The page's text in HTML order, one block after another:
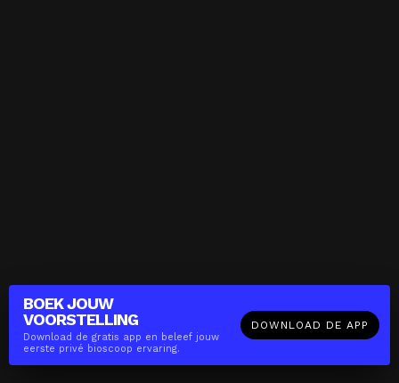
BOEK JOUW
VOORSTELLING
Download de gratis app en beleef jouw
eerste privé bioscoop ervaring.
DOWNLOAD DE APP